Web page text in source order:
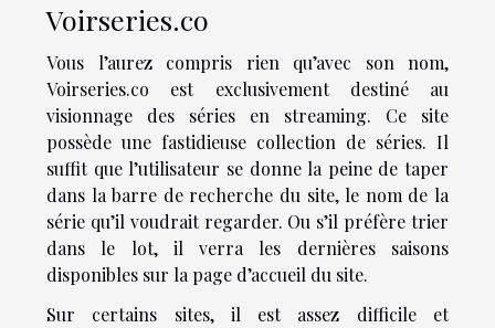
Voirseries.co
Vous l’aurez compris rien qu’avec son nom,
Voirseries.co est exclusivement destiné au
visionnage des séries en streaming. Ce site
possède une fastidieuse collection de séries. Il
suffit que l’utilisateur se donne la peine de taper
dans la barre de recherche du site, le nom de la
série qu’il voudrait regarder. Ou s’il préfère trier
dans le lot, il verra les dernières saisons
disponibles sur la page d’accueil du site.
Sur certains sites, il est assez difficile et